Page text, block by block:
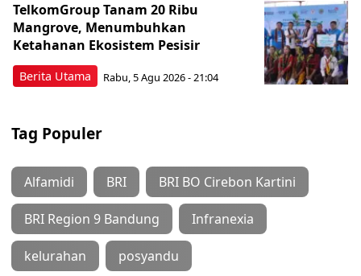
Berita Utama
TelkomGroup Tanam 20 Ribu
Mangrove, Menumbuhkan
Ketahanan Ekosistem Pesisir
Rabu, 5 Agu 2026 - 21:04
Tag Populer
Alfamidi BRI BRI BO Cirebon Kartini
BRI Region 9 Bandung Infranexia
kelurahan posyandu